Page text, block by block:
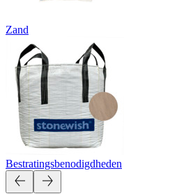
Zand
Bestratingsbenodigdheden